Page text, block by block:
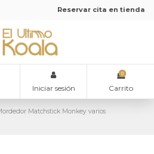
Reservar cita en tienda
Iniciar sesión
0
Carrito
Matchstick Monkey varios